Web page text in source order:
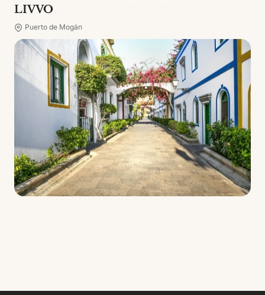
LIVVO
Puerto de Mogán